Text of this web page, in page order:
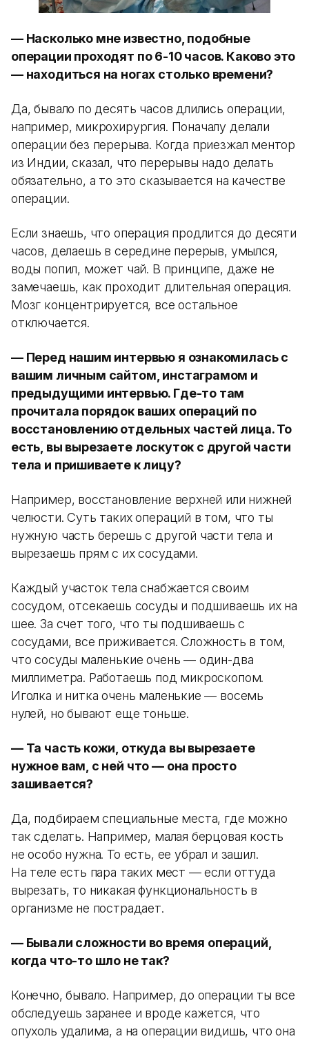
— Насколько мне известно, подобные
операции проходят по 6-10 часов. Каково это
— находиться на ногах столько времени?
Да, бывало по десять часов длились операции,
например, микрохирургия. Поначалу делали
операции без перерыва. Когда приезжал ментор
из Индии, сказал, что перерывы надо делать
обязательно, а то это сказывается на качестве
операции.
Если знаешь, что операция продлится до десяти
часов, делаешь в середине перерыв, умылся,
воды попил, может чай. В принципе, даже не
замечаешь, как проходит длительная операция.
Мозг концентрируется, все остальное
отключается.
— Перед нашим интервью я ознакомилась с
вашим личным сайтом, инстаграмом и
предыдущими интервью. Где-то там
прочитала порядок ваших операций по
восстановлению отдельных частей лица. То
есть, вы вырезаете лоскуток с другой части
тела и пришиваете к лицу?
Например, восстановление верхней или нижней
челюсти. Суть таких операций в том, что ты
нужную часть берешь с другой части тела и
вырезаешь прям с их сосудами.
Каждый участок тела снабжается своим
сосудом, отсекаешь сосуды и подшиваешь их на
шее. За счет того, что ты подшиваешь с
сосудами, все приживается. Сложность в том,
что сосуды маленькие очень — один-два
миллиметра. Работаешь под микроскопом.
Иголка и нитка очень маленькие — восемь
нулей, но бывают еще тоньше.
— Та часть кожи, откуда вы вырезаете
нужное вам, с ней что — она просто
зашивается?
Да, подбираем специальные места, где можно
так сделать. Например, малая берцовая кость
не особо нужна. То есть, ее убрал и зашил.
На теле есть пара таких мест — если оттуда
вырезать, то никакая функциональность в
организме не пострадает.
— Бывали сложности во время операций,
когда что-то шло не так?
Конечно, бывало. Например, до операции ты все
обследуешь заранее и вроде кажется, что
опухоль удалима, а на операции видишь, что она